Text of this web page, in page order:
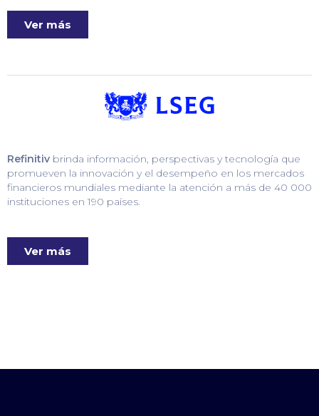
Ver más
Refinitiv brinda información, perspectivas y tecnología que
promueven la innovación y el desempeño en los mercados
financieros mundiales mediante la atención a más de 40 000
instituciones en 190 países.
Ver más